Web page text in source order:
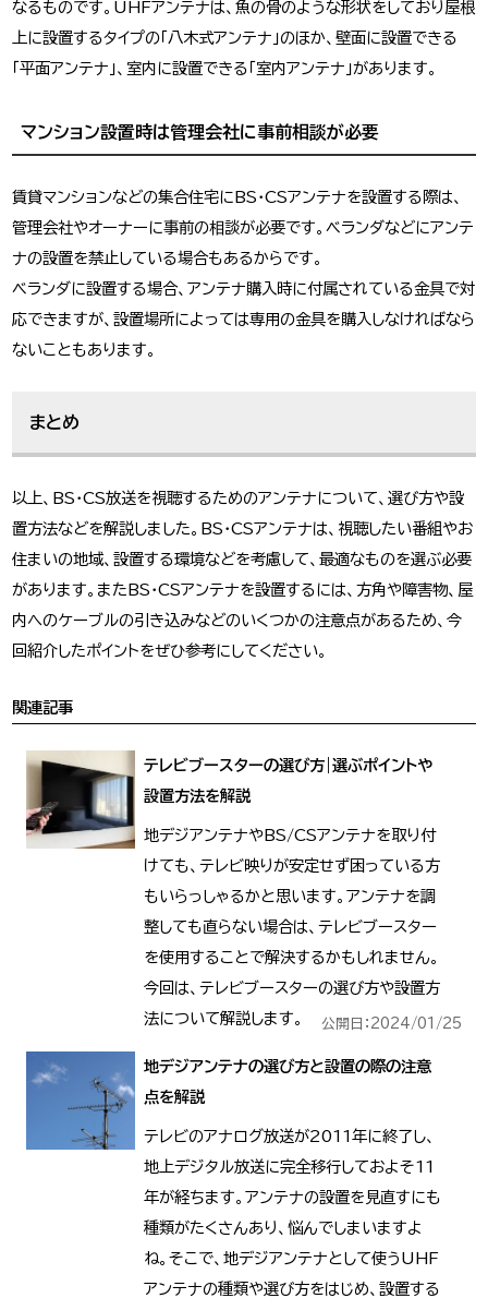
なるものです。UHFアンテナは、魚の骨のような形状をしており屋根
上に設置するタイプの「八木式アンテナ」のほか、壁面に設置できる
「平面アンテナ」、室内に設置できる「室内アンテナ」があります。
マンション設置時は管理会社に事前相談が必要
賃貸マンションなどの集合住宅にBS・CSアンテナを設置する際は、
管理会社やオーナーに事前の相談が必要です。ベランダなどにアンテ
ナの設置を禁止している場合もあるからです。
ベランダに設置する場合、アンテナ購入時に付属されている金具で対
応できますが、設置場所によっては専用の金具を購入しなければなら
ないこともあります。
まとめ
以上、BS・CS放送を視聴するためのアンテナについて、選び方や設
置方法などを解説しました。BS・CSアンテナは、視聴したい番組やお
住まいの地域、設置する環境などを考慮して、最適なものを選ぶ必要
があります。またBS・CSアンテナを設置するには、方角や障害物、屋
内へのケーブルの引き込みなどのいくつかの注意点があるため、今
回紹介したポイントをぜひ参考にしてください。
関連記事
テレビブースターの選び方|選ぶポイントや
設置方法を解説
地デジアンテナやBS/CSアンテナを取り付
けても、テレビ映りが安定せず困っている方
もいらっしゃるかと思います。アンテナを調
整しても直らない場合は、テレビブースター
を使用することで解決するかもしれません。
今回は、テレビブースターの選び方や設置方
法について解説します。
公開日：2024/01/25
地デジアンテナの選び方と設置の際の注意
点を解説
テレビのアナログ放送が2011年に終了し、
地上デジタル放送に完全移行しておよそ11
年が経ちます。アンテナの設置を見直すにも
種類がたくさんあり、悩んでしまいますよ
ね。そこで、地デジアンテナとして使うUHF
アンテナの種類や選び方をはじめ、設置する